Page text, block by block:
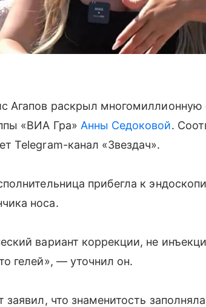
Агапов раскрыл многомиллионную
«ВИА Гра» Анны Седоковой.
Telegram-канал «Звездач».
прибегла к
носа.
вариант коррекции, не
гелей», — уточнил он.
заявил, что знаменитость